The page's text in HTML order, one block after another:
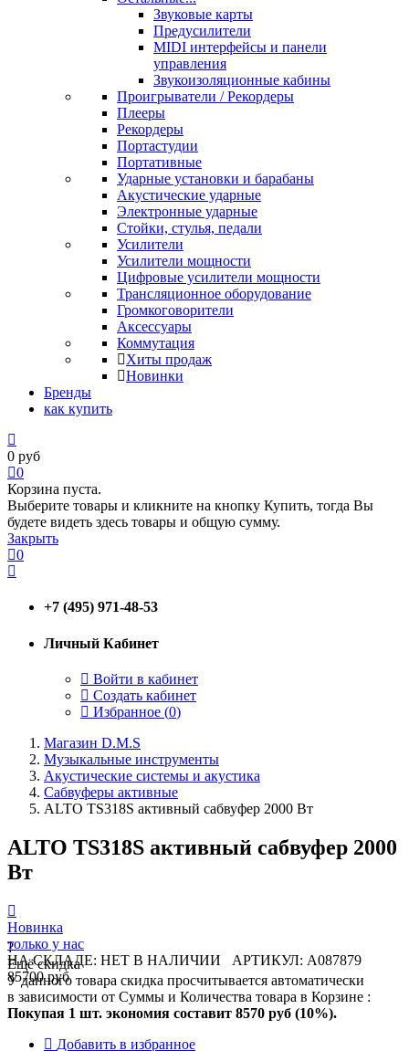
Звуковые карты
Предусилители
MIDI интерфейсы и панели
управления
Звукоизоляционные кабины
Проигрыватели / Рекордеры
Плееры
Рекордеры
Портастудии
Портативные
Ударные установки и барабаны
Акустические ударные
Электронные ударные
Стойки, стулья, педали
Усилители
Усилители мощности
Цифровые усилители мощности
Трансляционное оборудование
Громкоговорители
Аксессуары
Коммутация
Хиты продаж
Новинки
Бренды
как купить
0 руб
0
Корзина пуста.
Выберите товары и кликните на кнопку Купить, тогда Вы
будете видеть здесь товары и общую сумму.
Закрыть
0
+7 (495) 971-48-53
Личный Кабинет
Войти в кабинет
Создать кабинет
Избранное (0)
Магазин D.M.S
Музыкальные инструменты
Акустические системы и акустика
Сабвуферы активные
ALTO TS318S активный сабвуфер 2000 Вт
ALTO TS318S активный сабвуфер 2000
Вт
Новинка
только у нас
НА СКЛАДЕ: НЕТ В НАЛИЧИИ АРТИКУЛ: A087879
85700 руб
?
Ещё скидка
У данного товара скидка просчитывается автоматически
в зависимости от Суммы и Количества товара в Корзине :
Покупая 1 шт. экономия составит 8570 руб (10%).
Добавить в избранное